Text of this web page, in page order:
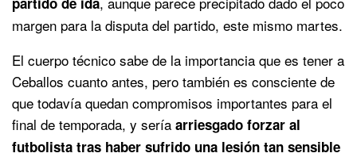
margen para la disputa del partido, este mismo martes.
El cuerpo técnico sabe de la importancia que es tener a
Ceballos cuanto antes, pero también es consciente de
que todavía quedan compromisos importantes para el
final de temporada, y sería arriesgado forzar al
futbolista tras haber sufrido una lesión tan sensible